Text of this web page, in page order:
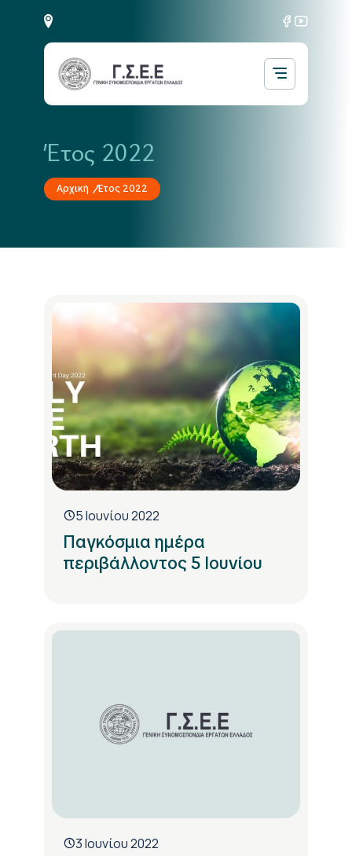
Έτος 2022
Αρχική Έτος 2022
5 Ιουνίου 2022
Παγκόσμια ημέρα
περιβάλλοντος 5 Ιουνίου
3 Ιουνίου 2022